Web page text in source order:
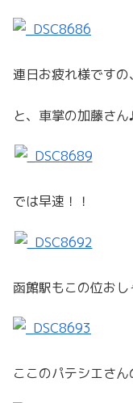
連日お疲れ様です
と、車掌の加藤さ
では早速！！
函館駅もこの位お
ここのパテシエさ